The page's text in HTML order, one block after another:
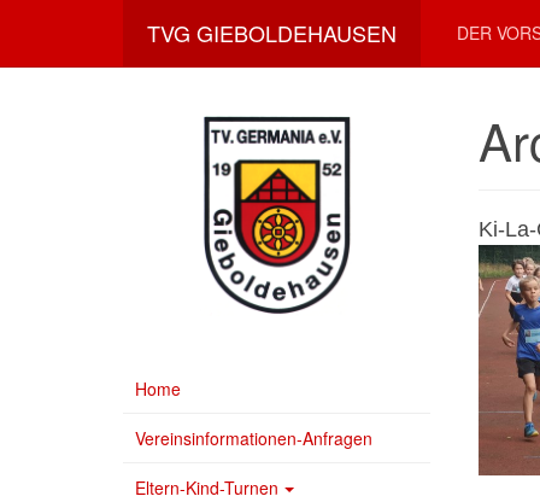
TVG GIEBOLDEHAUSEN DER
Ki-
Home
Vereinsinformationen-Anfragen
Eltern-Kind-Turnen